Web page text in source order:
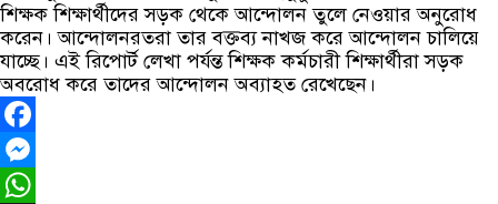
শিক্ষক শিক্ষার্থীদের সড়ক থেকে আন্দোলন তুলে নেওয়ার অনুরোধ
করেন। আন্দোলনরতরা তার বক্তব্য নাখজ করে আন্দোলন চালিয়ে
যাচ্ছে। এই রিপোর্ট লেখা পর্যন্ত শিক্ষক কর্মচারী শিক্ষার্থীরা সড়ক
অবরোধ করে তাদের আন্দোলন অব্যাহত রেখেছেন।
Facebook
Messenger